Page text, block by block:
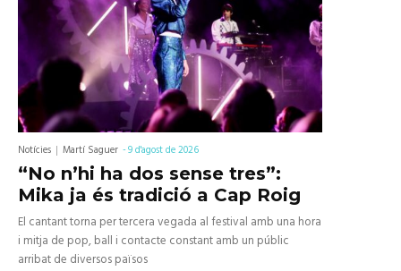
Notícies Martí Saguer -9 d'agost de 2026
“No n’hi ha dos sense tres”:
Mika ja és tradició a Cap Roig
El cantant torna per tercera vegada al festival amb una hora
i mitja de pop, ball i contacte constant amb un públic
arribat de diversos països